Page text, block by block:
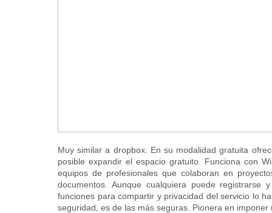
Muy similar a dropbox. En su modalidad gratuita
posible expandir el espacio gratuito. Funciona con
equipos de profesionales que colaboran en
documentos. Aunque cualquiera puede
funciones para compartir y privacidad del servicio lo
seguridad, es de las más seguras. Pionera en